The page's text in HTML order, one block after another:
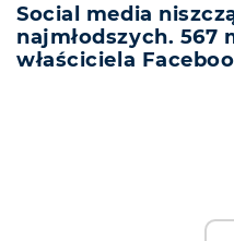
Social media
najmłodszych. 567
właściciela